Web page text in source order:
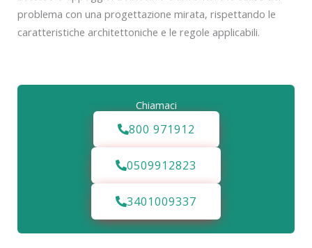
problema con una progettazione mirata, rispettando le
caratteristiche architettoniche e le regole applicabili.
Chiamaci
800 971912
0509912823
3401009337